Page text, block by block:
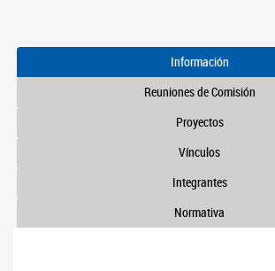
Información
Reuniones de Comisión
Proyectos
Vínculos
Integrantes
Normativa